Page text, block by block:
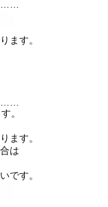
ます。
。
ます。
は
です。